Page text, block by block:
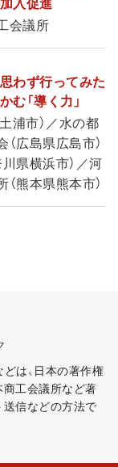
入促進
会議所
わず行ってみた
む「導く力」
浦市）／水の都
広島県広島市）
県横浜市）／河
熊本県熊本市）
は、日本の著作権
商工会議所など著
送信などの方法で